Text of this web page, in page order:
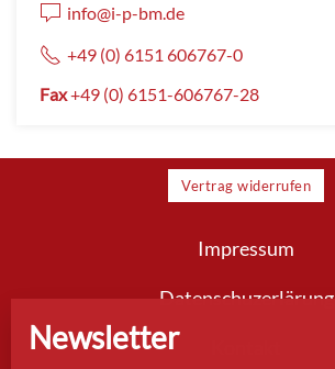
info@i-p-bm.de
+49 (0) 6151 606767-0
Fax+49 (0) 6151-606767-28
Newsletter
Vertrag widerrufen
Impressum
Datenschuzerlärung